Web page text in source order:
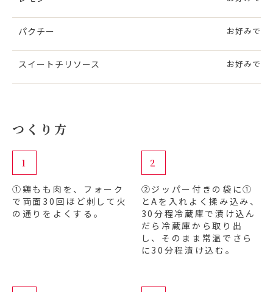
パクチー お好みで
スイートチリソース お好みで
つくり方
1
①鶏もも肉を、フォーク
で両面30回ほど刺して火
の通りをよくする。
2
②ジッパー付きの袋に①
とAを入れよく揉み込み、
30分程冷蔵庫で漬け込ん
だら冷蔵庫から取り出
し、そのまま常温でさら
に30分程漬け込む。